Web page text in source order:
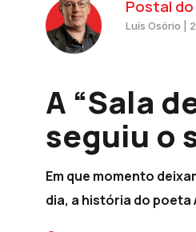
Postal do
Luís Osório |
A “Sala
seguiu o
Em que momento
dia, a história do poeta